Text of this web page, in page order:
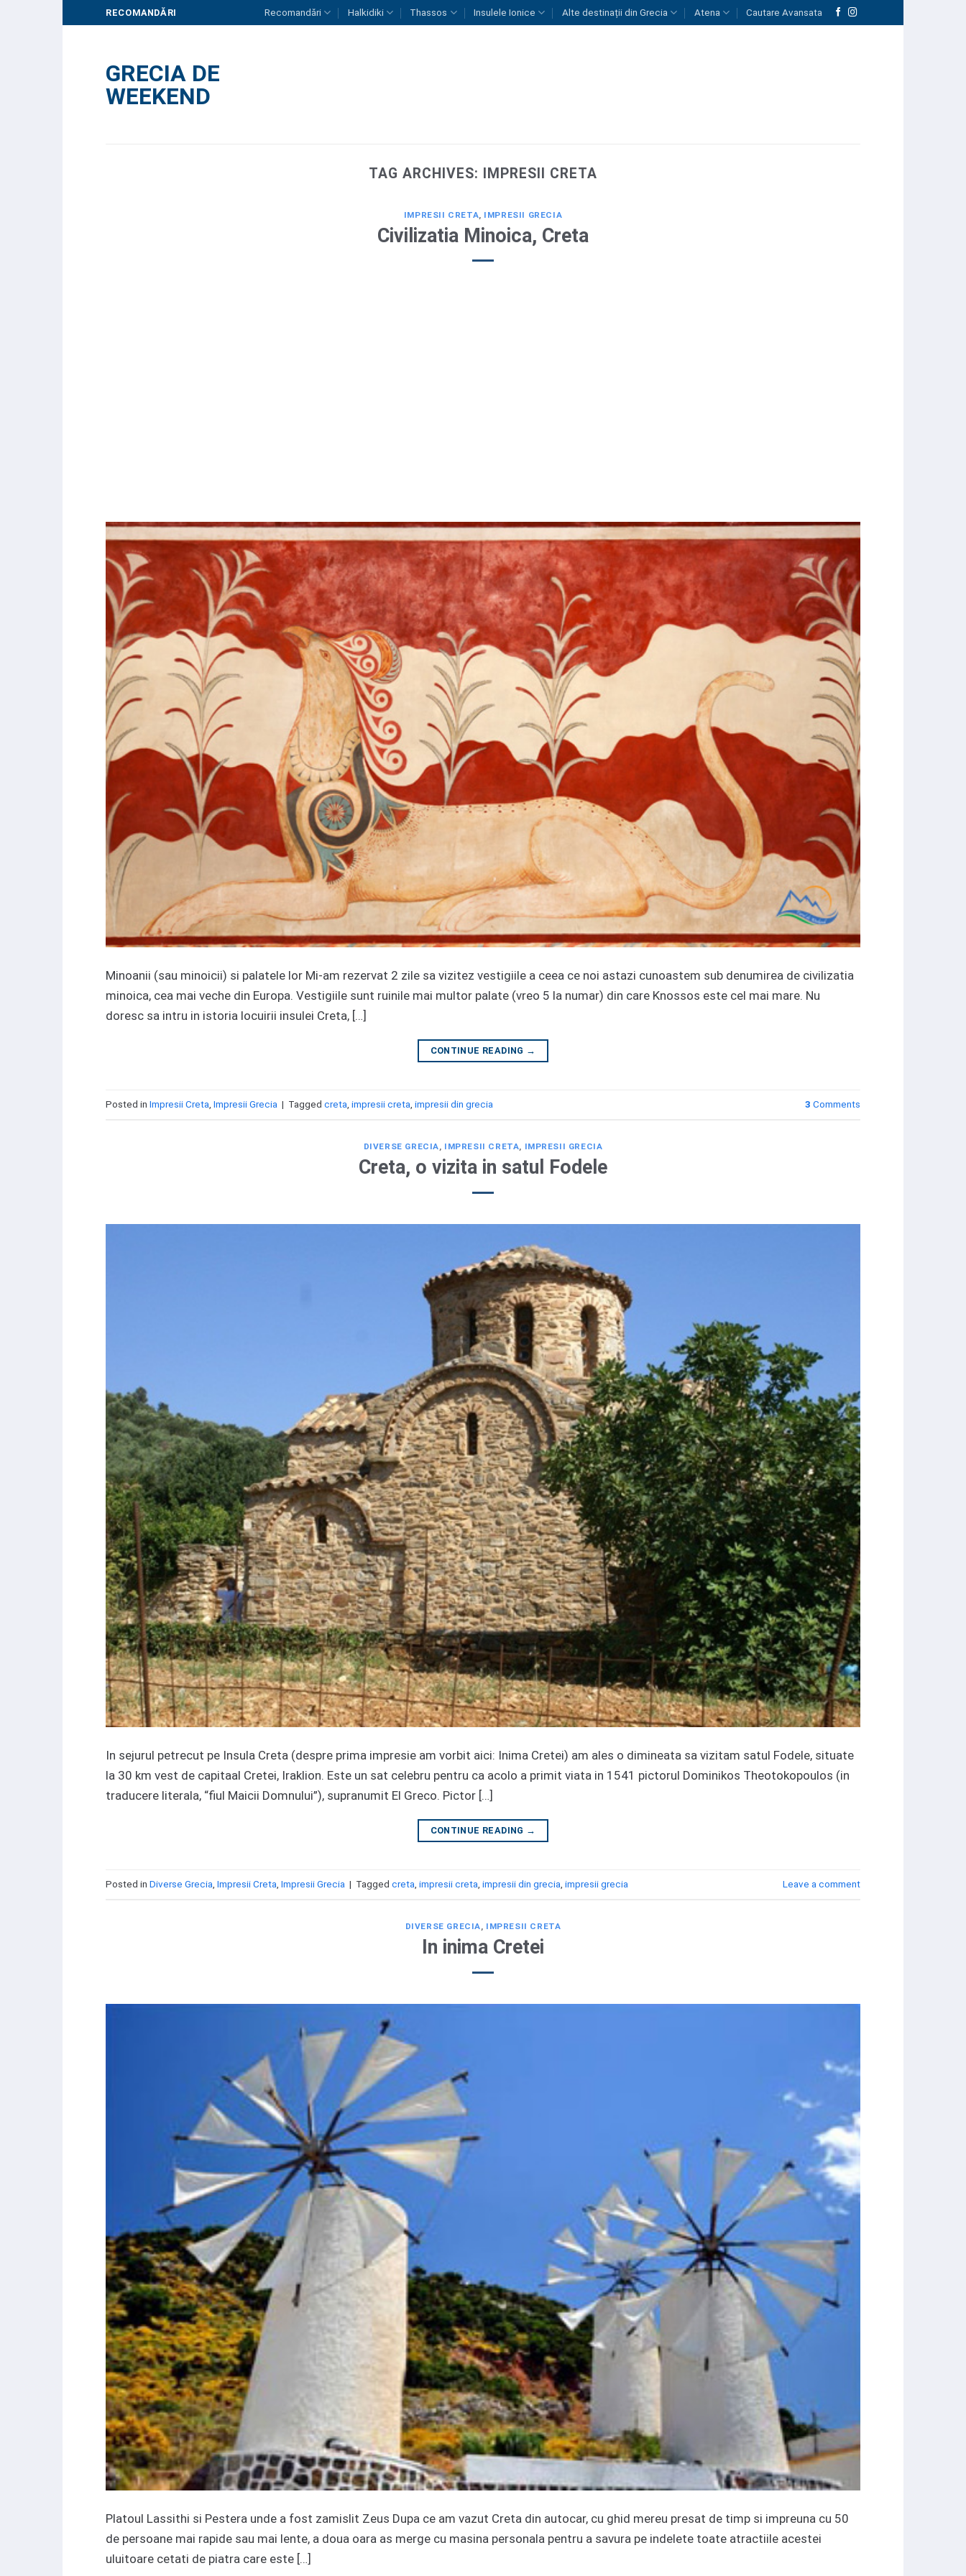
RECOMANDĂRI Recomandări Halkidiki Thassos Insulele Ionice Alte destinații din Grecia Atena Cautare Avansata
GRECIA DE
WEEKEND
TAG ARCHIVES: IMPRESII CRETA
IMPRESII CRETA IMPRESII GRECIA
Civilizatia Minoica, Creta
Minoanii (sau minoicii) si palatele lor Mi-am rezervat 2 zile sa vizitez vestigiile a ceea ce noi astazi cunoastem sub denumirea de civilizatia
minoica, cea mai veche din Europa. Vestigiile sunt ruinile mai multor palate (vreo 5 la numar) din care Knossos este cel mai mare. Nu
doresc sa intru in istoria locuirii insulei Creta, […]
CONTINUE READING →
Posted in Impresii Creta, Impresii Grecia | Tagged creta, impresii creta, impresii din grecia 3 Comments
DIVERSE GRECIA, IMPRESII CRETA, IMPRESII GRECIA
Creta, o vizita in satul Fodele
In sejurul petrecut pe Insula Creta (despre prima impresie am vorbit aici: Inima Cretei) am ales o dimineata sa vizitam satul Fodele, situate
la 30 km vest de capitaal Cretei, Iraklion. Este un sat celebru pentru ca acolo a primit viata in 1541 pictorul Dominikos Theotokopoulos (in
traducere literala, “fiul Maicii Domnului”), supranumit El Greco. Pictor […]
CONTINUE READING →
Posted in Diverse Grecia, Impresii Creta, Impresii Grecia | Tagged creta, impresii creta, impresii din grecia, impresii grecia Leave a comment
DIVERSE GRECIA, IMPRESII CRETA
In inima Cretei
Platoul Lassithi si Pestera unde a fost zamislit Zeus Dupa ce am vazut Creta din autocar, cu ghid mereu presat de timp si impreuna cu 50
de persoane mai rapide sau mai lente, a doua oara as merge cu masina personala pentru a savura pe indelete toate atractiile acestei
uluitoare cetati de piatra care este […]